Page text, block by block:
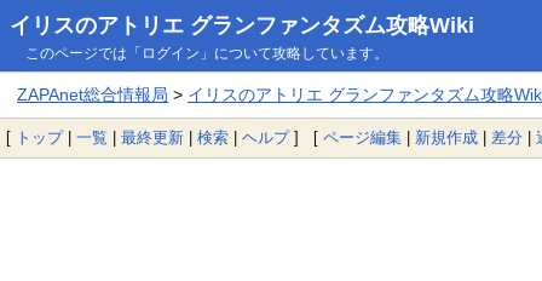
イリスのアトリエ グランファンタズム攻略Wiki
このページでは「ログイン」について攻略しています。
ZAPAnet総合情報局 > イリスのアトリエ グランファンタズム攻略
[ トップ| 一覧 | 最終更新 | 検索 | ヘルプ] [ ページ編集 | 新規作成 | 差分 |